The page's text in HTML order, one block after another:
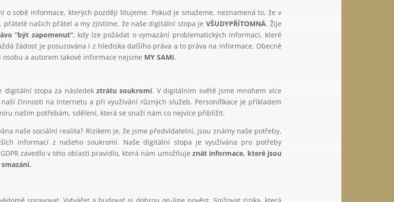
o sobě informace, kterých později litujeme. Pokud je smažeme, neznamená to, že v
našich přátel a my zjistíme, že naše digitální stopa je VŠUDYPŘÍTOMNÁ. Žije
“být zapomenut”, kdy lze požádat o vymazání problematických informací, které
žádost je posuzována i z hlediska dalšího práva a to práva na informace. Obecně
a autorem takové informace nejsme MY SAMI.
digitální stopa za následekztrátu soukromí. V digitálním světě jsme mnohem více
činnosti na internetu a při využívání různých služeb. Personifikace je příkladem
našim potřebám, sdělení, která se snaží nám co nejvíce přiblížit.
naše sociální realita? Rizikem je, že jsme předvídatelní, jsou známy naše potřeby,
informací z našeho soukromí. Naše digitální stopa je využívána pro potřeby
zavedlo v této oblasti pravidlo, která nám umožňujeznát informace, které jsou